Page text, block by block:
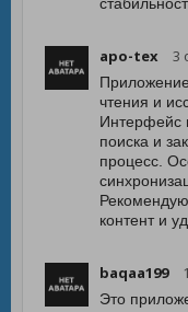
apo-tex 3
чтения и
Интерфейс
поиска и
процесс.
контент и
baqaa199
Это